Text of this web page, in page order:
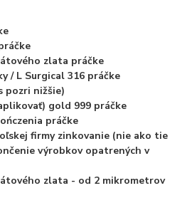
zlata práčke
/ L Surgical 316 práčke
pozri nižšie)
gold 999 práčke
práčke
firmy zinkovanie (nie ako tie
výrobkov opatrených v
zlata - od 2 mikrometrov